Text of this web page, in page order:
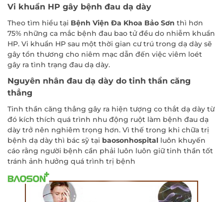
Vi khuẩn HP gây bệnh đau dạ dày
Theo tìm hiểu tại Bệnh Viện Đa Khoa Bảo Sơn thì hơn
75% những ca mắc bệnh đau bao tử đều do nhiễm khuẩn
HP. Vi khuẩn HP sau một thời gian cư trú trong dạ dày sẽ
gây tổn thương cho niêm mạc dẫn đến việc viêm loét
gây ra tình trạng đau dạ dày.
Nguyên nhân đau dạ dày do tinh thần căng
thẳng
Tinh thần căng thẳng gây ra hiện tượng co thắt dạ dày từ
đó kích thích quá trình nhu động ruột làm bệnh đau dạ
dày trở nên nghiêm trọng hơn. Vì thế trong khi chữa trị
bệnh dạ dày thì bác sỹ tại baosonhospital luôn khuyến
cáo rằng người bệnh cần phải luôn luôn giữ tinh thần tốt
tránh ảnh hưởng quá trình trị bệnh